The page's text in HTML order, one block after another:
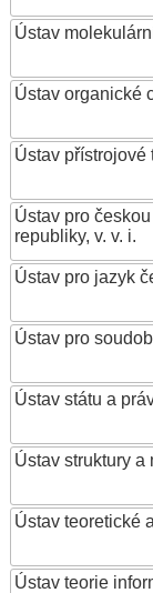
Ústav
Ústav organické
Ústav přístrojové
Ústav pro
republiky, v. v. i.
Ústav pro jazyk
Ústav pro
Ústav státu a
Ústav struktury a
Ústav teoretické
Ústav teorie